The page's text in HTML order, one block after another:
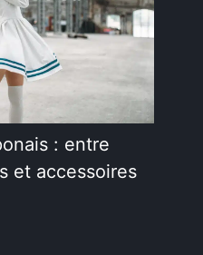
: entre
et accessoires